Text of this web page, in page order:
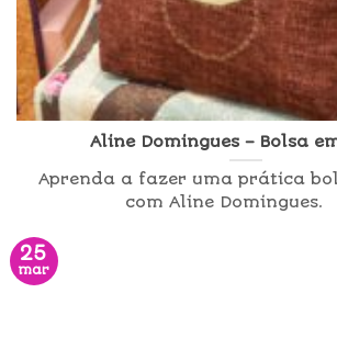
Aline Domingues – Bolsa
Aprenda a fazer uma prática
com Aline Domingues.
25
mar